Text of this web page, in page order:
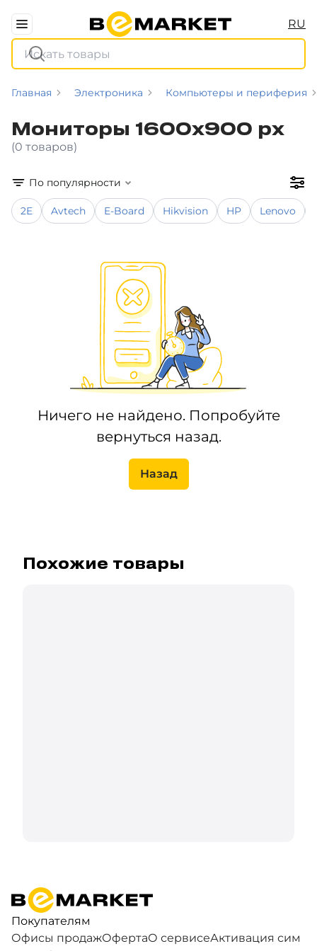
RU
Главная Электроника Компьютеры и периферия
Мониторы 1600x900 px
(0 товаров)
По популярности
2E Avtech E-Board Hikvision HP Lenovo
Ничего не найдено. Попробуйте
вернуться назад.
Назад
Похожие товары
Покупателям
Офисы продажОфертаО сервисеАктивация сим